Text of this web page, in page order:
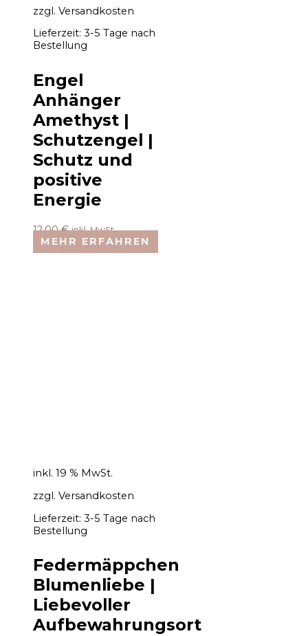
zzgl. Versandkosten
Lieferzeit: 3-5 Tage nach
Bestellung
Engel
Anhänger
Amethyst |
Schutzengel |
Schutz und
positive
Energie
12,00€ inkl. MwSt.
MEHR ERFAHREN
inkl. 19 % MwSt.
zzgl. Versandkosten
Lieferzeit: 3-5 Tage nach
Bestellung
Federmäppchen
Blumenliebe |
Liebevoller
Aufbewahrungsort